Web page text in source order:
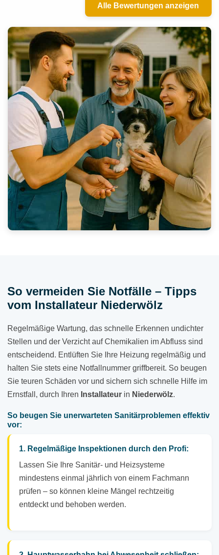
Alle Bewertungen anzeigen
So vermeiden Sie Notfälle – Tipps
vom Installateur Niederwölz
Regelmäßige Wartung, das schnelle Erkennen undichter
Stellen und der Verzicht auf Chemikalien im Abfluss sind
entscheidend. Entlüften Sie Ihre Heizung regelmäßig und
halten Sie stets eine Notfallnummer griffbereit. So beugen
Sie teuren Schäden vor und sichern sich schnelle Hilfe im
Ernstfall, durch Ihren Installateur in Niederwölz.
So beugen Sie unerwarteten Sanitärproblemen effektiv
vor:
1. Regelmäßige Inspektionen durch den Profi:
Lassen Sie Ihre Sanitär- und Heizsysteme
mindestens einmal jährlich von einem Fachmann
prüfen – so können kleine Mängel rechtzeitig
entdeckt und behoben werden.